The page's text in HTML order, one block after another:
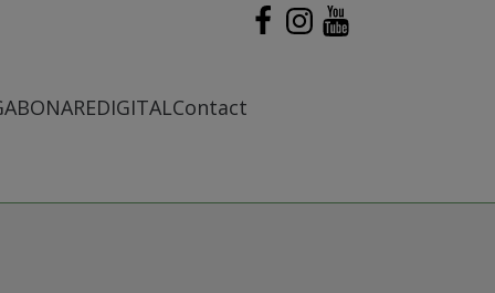
ABONAREDIGITALContact